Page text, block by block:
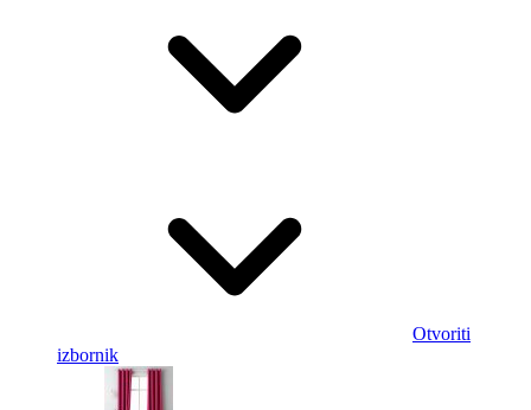
Otvoriti
izbornik